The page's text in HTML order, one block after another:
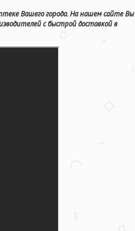
Вашего города. На нашем сайте Вы
с быстрой доставкой в